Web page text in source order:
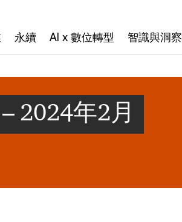
永續 AI x 數位轉型 智識與洞察
2024年2月